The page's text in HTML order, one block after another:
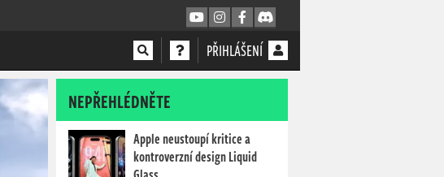
PŘIHLÁŠENÍ
NEPŘEHLÉDNĚTE
Apple neustoupí kritice a
kontroverzní design Liquid